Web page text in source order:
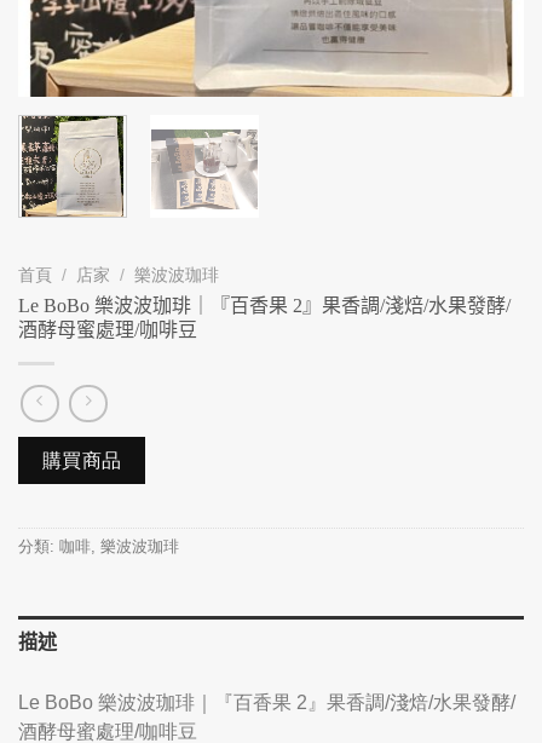
首頁 / 店家 / 樂波波珈琲
Le BoBo 樂波波珈琲｜『百香果 2』果香調/淺焙/水果發酵/
酒酵母蜜處理/咖啡豆
購買商品
分類: 咖啡, 樂波波珈琲
描述
Le BoBo 樂波波珈琲｜『百香果 2』果香調/淺焙/水果發酵/
酒酵母蜜處理/咖啡豆